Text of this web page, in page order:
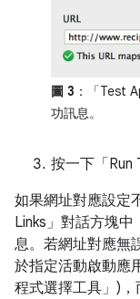
圖 3 ：「Test
功訊息。
按一下「Run
如果網址對應設定
Links」 對話方塊中
息。若網址對應無
於指定活動啟動應
程式選擇工具」)，